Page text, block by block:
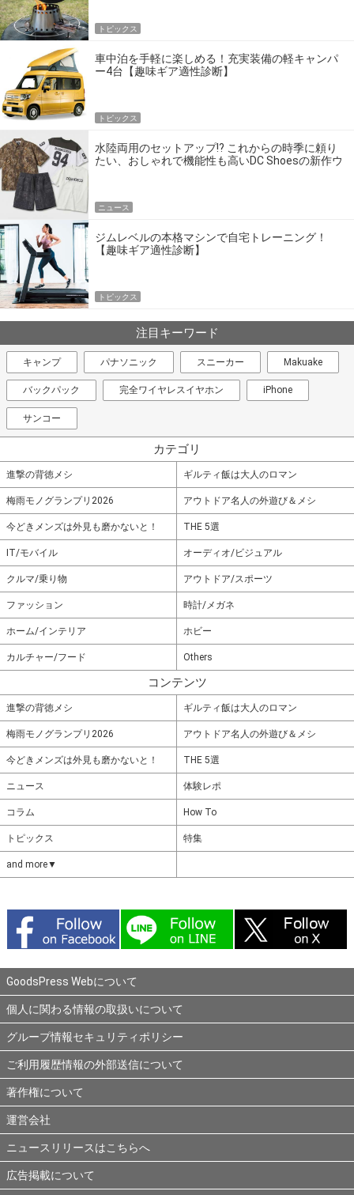
トピックス
車中泊を手軽に楽しめる！充実装備の軽キャンパ
ー4台【趣味ギア適性診断】
トピックス
水陸両用のセットアップ!? これからの時季に頼り
たい、おしゃれで機能性も高いDC Shoesの新作ウ
ニュース
ジムレベルの本格マシンで自宅トレーニング！
【趣味ギア適性診断】
トピックス
注目キーワード
キャンプ パナソニック スニーカー Makuake
バックパック 完全ワイヤレスイヤホン iPhone
サンコー
カテゴリ
進撃の背徳メシ ギルティ飯は大人のロマン
梅雨モノグランプリ2026 アウトドア名人の外遊び＆メシ
今どきメンズは外見も磨かないと！ THE 5選
IT/モバイル オーディオ/ビジュアル
クルマ/乗り物 アウトドア/スポーツ
ファッション 時計/メガネ
ホーム/インテリア ホビー
カルチャー/フード Others
コンテンツ
進撃の背徳メシ ギルティ飯は大人のロマン
梅雨モノグランプリ2026 アウトドア名人の外遊び＆メシ
今どきメンズは外見も磨かないと！ THE 5選
ニュース 体験レポ
コラム How To
トピックス 特集
and more▼
GoodsPress Webについて
個人に関わる情報の取扱いについて
グループ情報セキュリティポリシー
ご利用履歴情報の外部送信について
著作権について
運営会社
ニュースリリースはこちらへ
広告掲載について